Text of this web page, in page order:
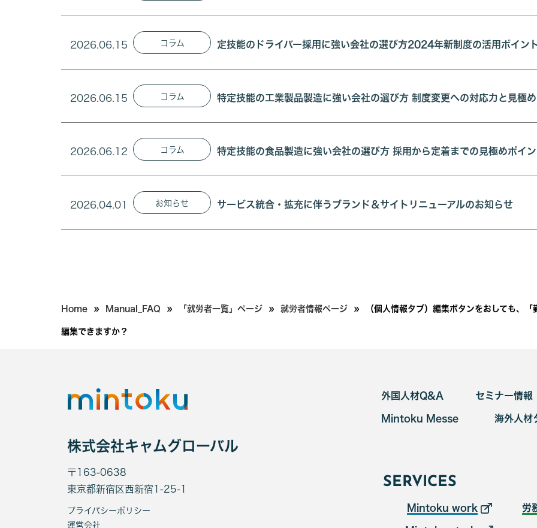
2026.06.15 コラム 定技能のドライバー採用に強い会社の選び方2024年新制度の活用ポイン
2026.06.15 コラム 特定技能の工業製品製造に強い会社の選び方 制度変更への対応力と見極
2026.06.12 コラム 特定技能の食品製造に強い会社の選び方 採用から定着までの見極めポイン
2026.04.01 お知らせ サービス統合・拡充に伴うブランド＆サイトリニューアルのお知らせ
Home » Manual_FAQ » 「就労者一覧」ページ » 就労者情報ページ » （個人情報タブ）編集ボタンをおしても、
編集できますか？
株式会社キャムグローバル
〒163-0638
東京都新宿区西新宿1-25-1
プライバシーポリシー
運営会社
外国人材Q&A セミナー情報
Mintoku Messe 海外人材
SERVICES
Mintoku work 労